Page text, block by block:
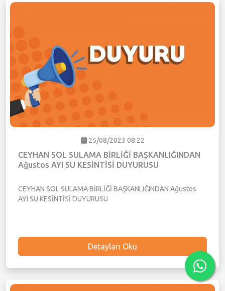
25/08/2023 08:22
CEYHAN SOL SULAMA BİRLİĞİ BAŞKANLIĞINDAN
Ağustos AYI SU KESİNTİSİ DUYURUSU
CEYHAN SOL SULAMA BİRLİĞİ BAŞKANLIĞINDAN Ağustos
AYI SU KESİNTİSİ DUYURUSU
Detayları Oku